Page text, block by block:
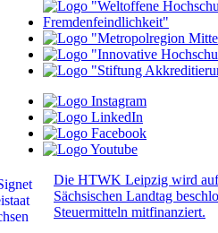
Die HTWK Leipzig wird
Sächsischen Landtag
Steuermitteln mitfinanziert.